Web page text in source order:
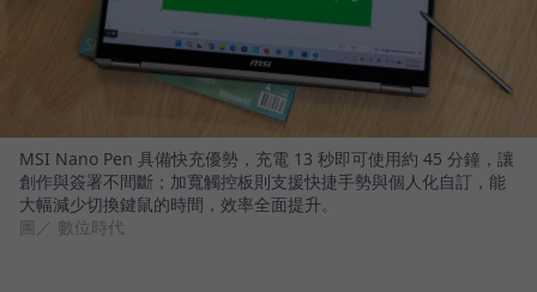
MSI Nano Pen 具備快充優勢，充電 13 秒即可使用約 45 分鐘，讓
創作與簽署不間斷；加寬觸控板則支援快捷手勢與個人化自訂，能
大幅減少切換鍵鼠的時間，效率全面提升。
圖／ 數位時代